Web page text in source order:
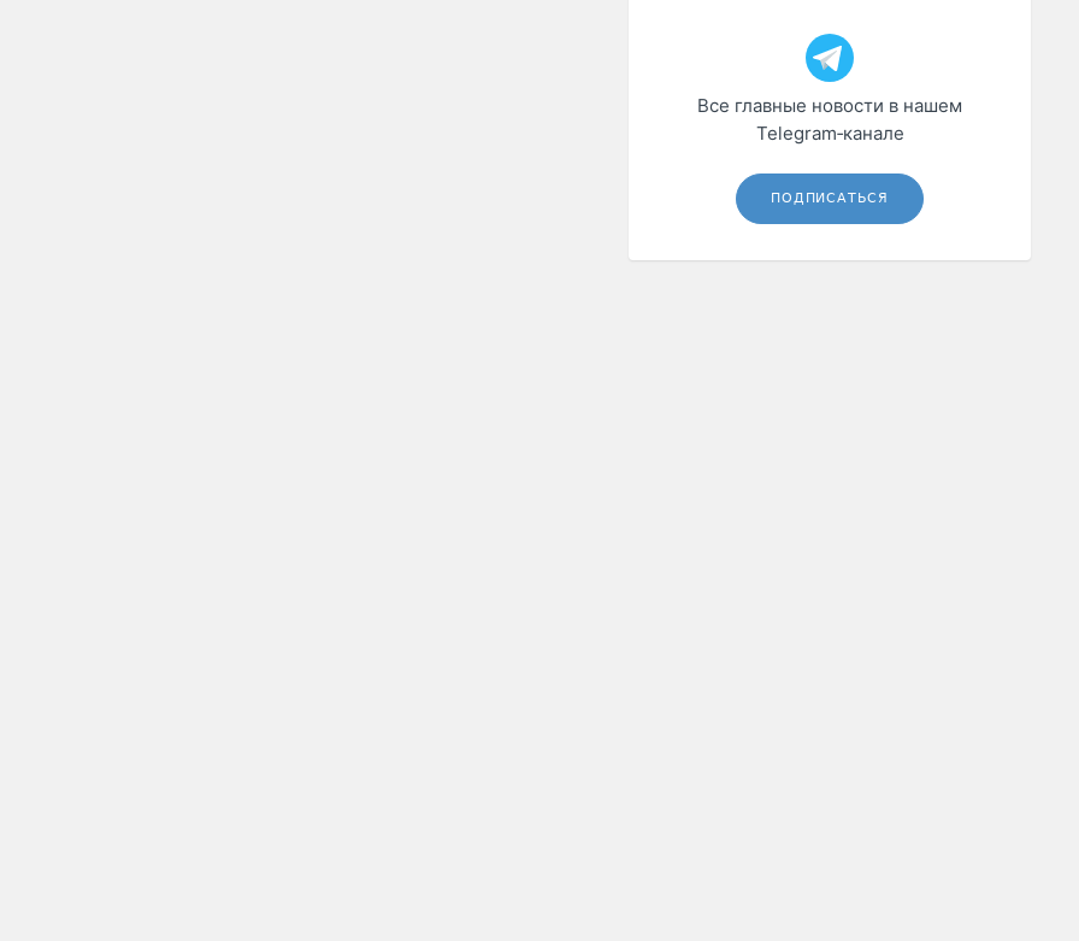
Все главные новости в нашем
Telegram‑канале
ПОДПИСАТЬСЯ